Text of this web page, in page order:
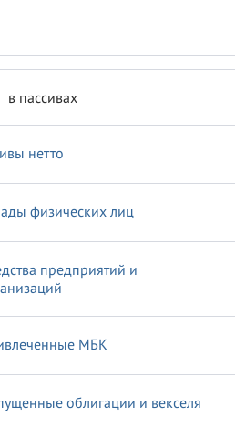
в пассивах
нетто
физических лиц
предприятий и
МБК
облигации и векселя